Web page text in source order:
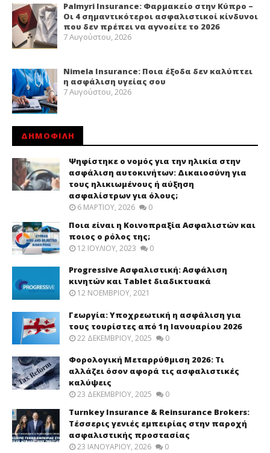
Palmyri Insurance: Φαρμακείο στην Κύπρο –
Οι 4 σημαντικότεροι ασφαλιστικοί κίνδυνοι
που δεν πρέπει να αγνοείτε το 2026
7 Αυγούστου, 2026
Nimela Insurance: Ποια έξοδα δεν καλύπτει
η ασφάλιση υγείας σου
7 Αυγούστου, 2026
ΔΗΜΟΦΙΛΗ
Ψηφίστηκε ο νομός για την ηλικία στην
ασφάλιση αυτοκινήτων: Δικαιοσύνη για
τους ηλικιωμένους ή αύξηση
ασφαλίστρων για όλους;
6 ΜΑΡΤΊΟΥ, 2026 0
Ποια είναι η Κοινοπραξία Ασφαλιστών και
ποιος ο ρόλος της;
12 ΙΟΥΛΊΟΥ, 2023 0
Progressive Ασφαλιστική: Ασφάλιση
κινητών και Tablet διαδικτυακά
12 ΝΟΕΜΒΡΊΟΥ, 2021
Γεωργία: Υποχρεωτική η ασφάλιση για
τους τουρίστες από 1η Ιανουαρίου 2026
22 ΔΕΚΕΜΒΡΊΟΥ, 2025 0
Φορολογική Μεταρρύθμιση 2026: Τι
αλλάζει όσον αφορά τις ασφαλιστικές
καλύψεις
23 ΔΕΚΕΜΒΡΊΟΥ, 2025 0
Turnkey Insurance & Reinsurance Brokers:
Τέσσερις γενιές εμπειρίας στην παροχή
ασφαλιστικής προστασίας
23 ΙΑΝΟΥΑΡΊΟΥ, 2026 0